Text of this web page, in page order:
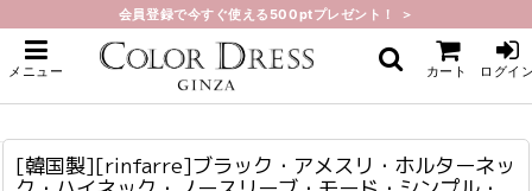
会員登録で今すぐ使える500ptプレゼント！ ＞
メニュー カート ログイ
ホーム > ミディアム
[韓国製][rinfarre]ブラック・アメスリ・ホルターネック・ハイネック・ノース
リーブ・モード・シンプル・タイト・ミディアムドレス ワンピース[奈月セナ着
[韓国製][rinfarre]ブラック・アメスリ・ホルターネッ